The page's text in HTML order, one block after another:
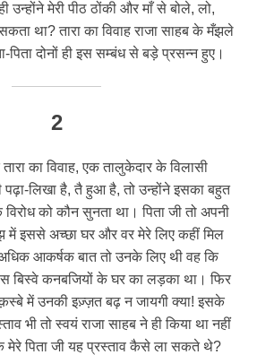
मेरी पीठ ठोंकी और माँ से बोले, लो,
था? तारा का विवाह राजा साहब के मँझले
दोनों ही इस सम्बंध से बड़े प्रसन्न हुए।
2
का विवाह, एक तालुकेदार के विलासी
पढ़ा-लिखा है, तै हुआ है, तो उन्होंने इसका बहुत
को कौन सुनता था। पिता जी तो अपनी
इससे अच्छा घर और वर मेरे लिए कहीं मिल
आकर्षक बात तो उनके लिए थी वह कि
बिस्वे कनबजियों के घर का लड़का था। फिर
क़स्बे में उनकी इज़्ज़त बढ़ न जायगी क्या! इसके
भी तो स्वयं राजा साहब ने ही किया था नहीं
मेरे पिता जी यह प्रस्ताव कैसे ला सकते थे?